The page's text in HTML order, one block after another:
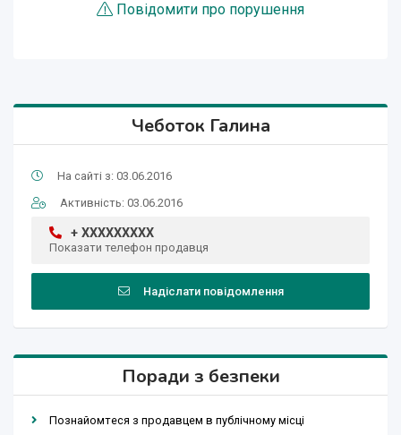
Повідомити про порушення
Чеботок Галина
На сайті з: 03.06.2016
Активність: 03.06.2016
+ XXXXXXXXX
Показати телефон продавця
Надіслати повідомлення
Поради з безпеки
Познайомтеся з продавцем в публічному місці